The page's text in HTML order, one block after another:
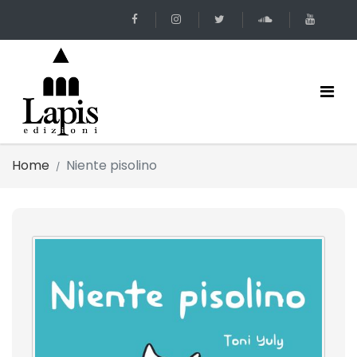
Home Niente pisolino